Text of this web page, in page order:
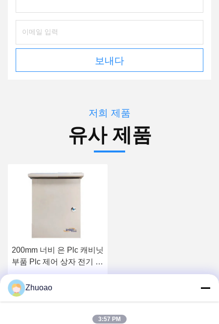
보내다
저희 제품
유사 제품
200mm 너비 은 Plc 캐비닛
부품 Plc 제어 상자 전기 사
용
가장 좋은 가격 을 구하라
Zhuoao
3:57 PM